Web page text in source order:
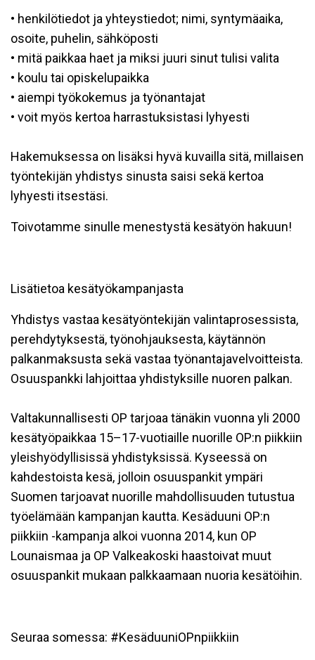
• henkilötiedot ja yhteystiedot; nimi, syntymäaika,
osoite, puhelin, sähköposti
• mitä paikkaa haet ja miksi juuri sinut tulisi valita
• koulu tai opiskelupaikka
• aiempi työkokemus ja työnantajat
• voit myös kertoa harrastuksistasi lyhyesti
Hakemuksessa on lisäksi hyvä kuvailla sitä, millaisen
työntekijän yhdistys sinusta saisi sekä kertoa
lyhyesti itsestäsi.
Toivotamme sinulle menestystä kesätyön hakuun!
Lisätietoa kesätyökampanjasta
Yhdistys vastaa kesätyöntekijän valintaprosessista,
perehdytyksestä, työnohjauksesta, käytännön
palkanmaksusta sekä vastaa työnantajavelvoitteista.
Osuuspankki lahjoittaa yhdistyksille nuoren palkan.
Valtakunnallisesti OP tarjoaa tänäkin vuonna yli 2000
kesätyöpaikkaa 15–17-vuotiaille nuorille OP:n piikkiin
yleishyödyllisissä yhdistyksissä. Kyseessä on
kahdestoista kesä, jolloin osuuspankit ympäri
Suomen tarjoavat nuorille mahdollisuuden tutustua
työelämään kampanjan kautta. Kesäduuni OP:n
piikkiin -kampanja alkoi vuonna 2014, kun OP
Lounaismaa ja OP Valkeakoski haastoivat muut
osuuspankit mukaan palkkaamaan nuoria kesätöihin.
Seuraa somessa: #KesäduuniOPnpiikkiin